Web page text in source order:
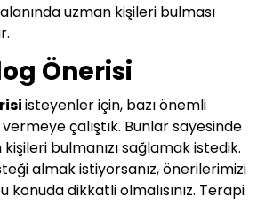
uzman kişileri bulması
Önerisi
isteyenler için, bazı önemli
çalıştık. Bunlar sayesinde
bulmanızı sağlamak istedik.
almak istiyorsanız, önerilerimizi
konuda dikkatli olmalısınız. Terapi